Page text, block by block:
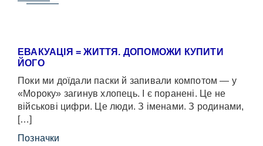
ЕВАКУАЦІЯ = ЖИТТЯ. ДОПОМОЖИ КУПИТИ
ЙОГО
Поки ми доїдали паски й запивали компотом — у
«Мороку» загинув хлопець. І є поранені. Це не
військові цифри. Це люди. З іменами. З родинами,
[…]
Позначки